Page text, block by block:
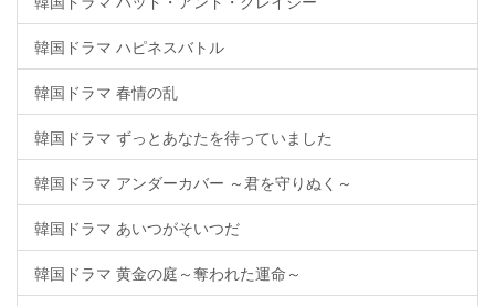
韓国ドラマ ハピネスバトル
韓国ドラマ 春情の乱
韓国ドラマ ずっとあなたを待っていました
韓国ドラマ アンダーカバー ～君を守りぬく～
韓国ドラマ あいつがそいつだ
韓国ドラマ 黄金の庭～奪われた運命～